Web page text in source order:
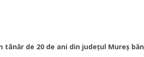
de 20 de ani din județul Mureș